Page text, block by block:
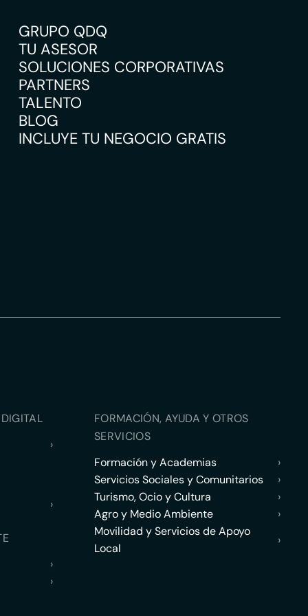
GRUPO QDQ
TU ASESOR
SOLUCIONES CORPORATIVAS
PARTNERS
TALENTO
BLOG
INCLUYE TU NEGOCIO GRATIS
›
›
›
›
FORMACIÓN, AYUDA Y OTROS
SERVICIOS
Formación y Academias
›
Servicios Sociales y Comunitarios
›
Turismo, Ocio y Cultura
›
Agro y Medio Ambiente
›
Movilidad y Servicios de Apoyo
Local
›